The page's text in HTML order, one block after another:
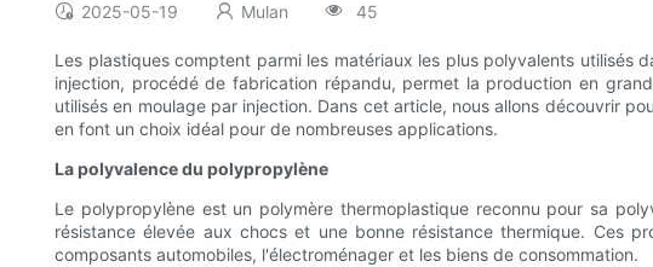
2025-05-19 Mulan 45
Les plastiques comptent parmi les matériaux les plus polyvalents
injection, procédé de fabrication répandu, permet la production en
utilisés en moulage par injection. Dans cet article, nous allons découvrir
en font un choix idéal pour de nombreuses applications.
La polyvalence du polypropylène
Le polypropylène est un polymère thermoplastique reconnu pour sa
résistance élevée aux chocs et une bonne résistance thermique. Ces
composants automobiles, l'électroménager et les biens de consommation.